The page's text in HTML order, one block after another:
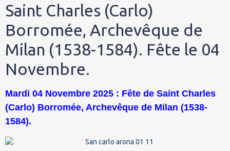
Saint Charles (Carlo)
Borromée, Archevêque de
Milan (1538-1584). Fête le 04
Novembre.
Mardi 04 Novembre 2025 : Fête de Saint Charles
(Carlo) Borromée, Archevêque de Milan (1538-
1584).